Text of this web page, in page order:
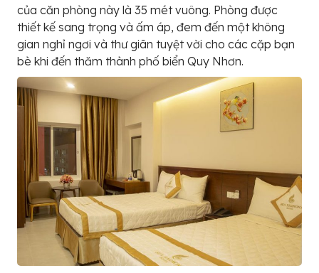
của căn phòng này là 35 mét vuông. Phòng được
thiết kế sang trọng và ấm áp, đem đến một không
gian nghỉ ngơi và thư giãn tuyệt vời cho các cặp bạn
bè khi đến thăm thành phố biển Quy Nhơn.